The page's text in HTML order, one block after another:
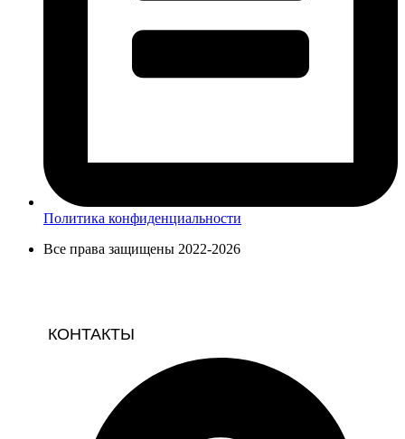
Политика конфиденциальности
Все права защищены 2022-2026
КОНТАКТЫ